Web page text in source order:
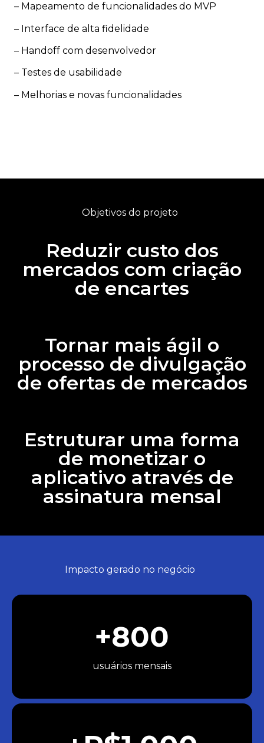
– Mapeamento de funcionalidades do MVP
– Interface de alta fidelidade
– Handoff com desenvolvedor
– Testes de usabilidade
– Melhorias e novas funcionalidades
Objetivos do projeto
Reduzir custo dos
mercados com criação
de encartes
Tornar mais ágil o
processo de divulgação
de ofertas de mercados
Estruturar uma forma
de monetizar o
aplicativo através de
assinatura mensal
Impacto gerado no negócio​
+800
usuários mensais